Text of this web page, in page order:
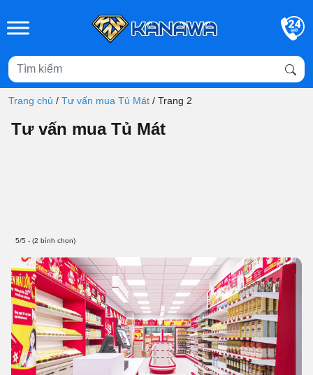
Trang chủ / Tư vấn mua Tủ Mát / Trang 2
Tư vấn mua Tủ Mát
5/5 - (2 bình chọn)